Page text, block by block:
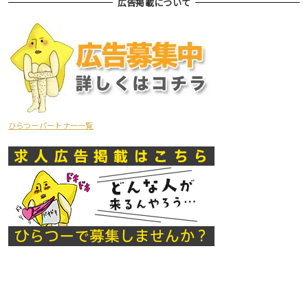
広告掲載について
ひらつーパートナー一覧